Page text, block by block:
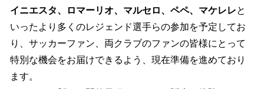
イニエスタ、ロマーリオ、マルセロ、ペペ、マケレレと
いったより多くのレジェンド選手らの参加を予定してお
り、サッカーファン、両クラブのファンの皆様にとって
特別な機会をお届けできるよう、現在準備を進めており
ます。